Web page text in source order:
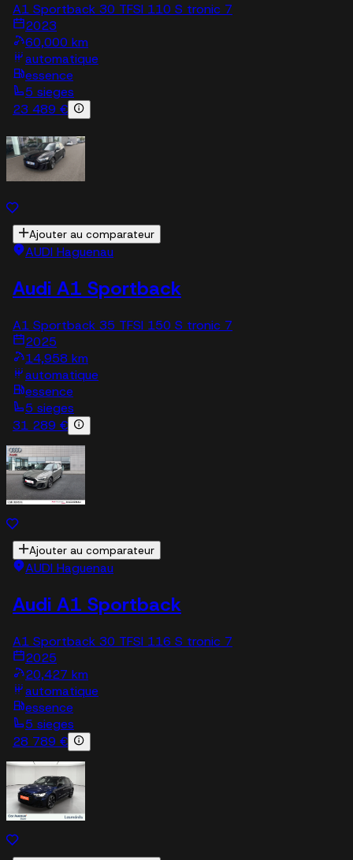
A1 Sportback 30 TFSI 110 S tronic 7
2023
60,000 km
automatique
essence
5 sieges
23 489 €
Ajouter au comparateur
AUDI Haguenau
Audi A1 Sportback
A1 Sportback 35 TFSI 150 S tronic 7
2025
14,958 km
automatique
essence
5 sieges
31 289 €
Ajouter au comparateur
AUDI Haguenau
Audi A1 Sportback
A1 Sportback 30 TFSI 116 S tronic 7
2025
20,427 km
automatique
essence
5 sieges
28 789 €